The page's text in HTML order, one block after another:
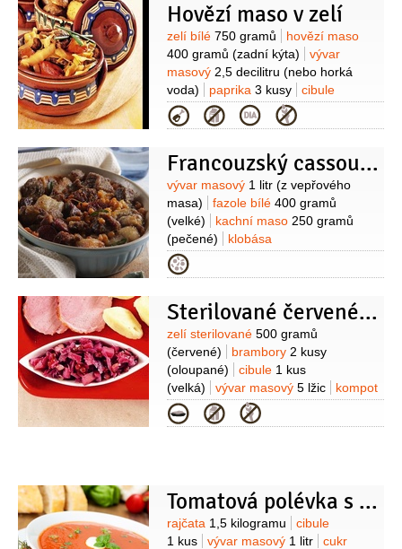
nudličky)
tymián1 špetka
Hovězí maso v zelí
Suroviny
zelí bílé 750 gramů
hovězí maso
400 gramů (zadní kýta)
vývar
masový 2,5 decilitru (nebo horká
voda)
paprika 3 kusy
cibule
1 kus
rajčátka cherry6 kusů
slunečnicový3 lžíce
česnek
(mletá)
Kategorie
Francouzský cassoulet
Suroviny
vývar masový 1 litr (z vepřového
masa)
fazole bílé 400 gramů
(velké)
kachní maso 250 gramů
(pečené)
klobása
250 gramů
150 gramů (krkovice)
vepřové maso
1 kus
cibule1 kus
strouhanka
2 hrsti
Kategorie
Sterilované červené zelí s bramborami
Suroviny
zelí sterilované 500 gramů
(červené)
brambory 2 kusy
(oloupané)
cibule 1 kus
(velká)
vývar masový 5 lžic
kompot
brusinkový
3 lžíce
kostičky)
olej1 lžíce
šťáva
Kategorie
Tomatová polévka s bazalkou
Suroviny
rajčata 1,5 kilogramu
cibule
1 kus
vývar masový 1 litr
cukr